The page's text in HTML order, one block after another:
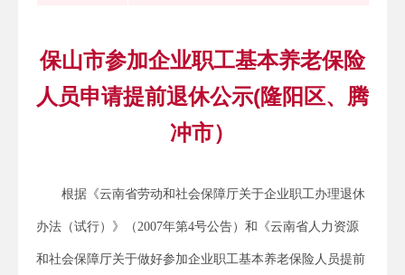
保山市参加企业职工基本养老保险
人员申请提前退休公示(隆阳区、腾
冲市）
根据《云南省劳动和社会保障厅关于企业职工办理退休
办法（试行）》（2007年第4号公告）和《云南省人力资源
和社会保障厅关于做好参加企业职工基本养老保险人员提前